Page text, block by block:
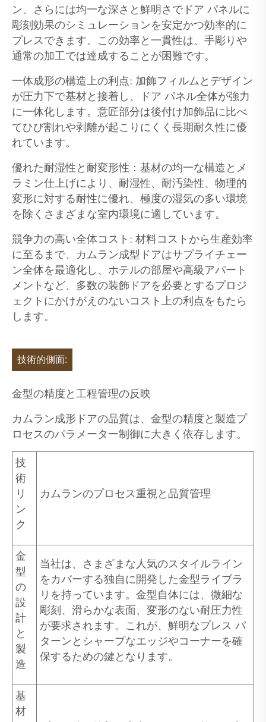
ン、さらには均一な深さと鮮明さでドア パネルに
彫刻効果のシミュレーションを安定かつ効率的に
プレスできます。この効率と一貫性は、手彫りや
通常の加工では達成することが困難です。
一体成形の構造上の利点: 加飾フィルムとデザイン
が圧力下で基材と接着し、ドア パネル全体が強力
に一体化します。意匠部分は後付け加飾品に比べ
てひび割れや剥離が起こりにくく長期耐久性に優
れています。
優れた耐湿性と耐変形性：基材の均一な構造とメ
ラミン仕上げにより、耐湿性、耐汚染性、物理的
変形に対する耐性に優れ、極度の湿気の多い環境
を除くさまざまな室内環境に適しています。
競争力の高い全体コスト: 材料コストから生産効率
に至るまで、カムラン成型ドアはサプライチェー
ン全体を最適化し、ホテルの部屋や高級アパート
メントなど、多数の装飾ドアを必要とするプロジ
ェクトにかけがえのないコスト上の利点をもたら
します。
技術的側面:
金型の精度と工程管理の反映
カムラン成形ドアの品質は、金型の精度と製造プ
ロセスのパラメーター制御に大きく依存します。
技
術
リ
ン
ク
カムランのプロセス重視と品質管理
金
型
の
設
計
と
製
造
当社は、さまざまな人気のスタイルライン
をカバーする独自に開発した金型ライブラ
リを持っています。金型自体には、微細な
彫刻、滑らかな表面、変形のない耐圧力性
が要求されます。これが、鮮明なプレス パ
ターンとシャープなエッジやコーナーを確
保するための鍵となります。
基
材